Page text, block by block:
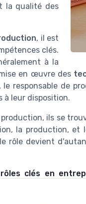
la qualité des
, il est
clés.
à la
en œuvre des
responsable de
à leur disposition.
ils se
la production, et
rôle devient
rôles clés en